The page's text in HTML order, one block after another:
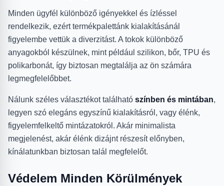
Minden ügyfél különböző igényekkel és ízléssel
rendelkezik, ezért termékpalettánk kialakításánál
figyelembe vettük a diverzitást. A tokok különböző
anyagokból készülnek, mint például szilikon, bőr, TPU és
polikarbonát, így biztosan megtalálja az ön számára
legmegfelelőbbet.
Nálunk széles választékot található színben és mintában,
legyen szó elegáns egyszínű kialakításról, vagy élénk,
figyelemfelkeltő mintázatokról. Akár minimalista
megjelenést, akár élénk dizájnt részesít előnyben,
kínálatunkban biztosan talál megfelelőt.
Védelem Minden Körülmények